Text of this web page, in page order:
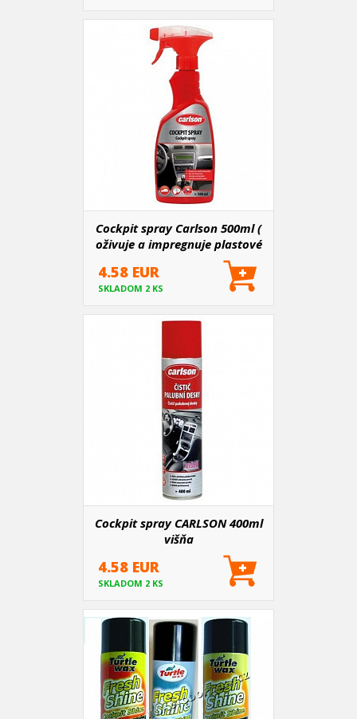
Cockpit spray Carlson 500ml (
oživuje a impregnuje plastové
4.58 EUR
SKLADOM 2 KS
Cockpit spray CARLSON 400ml
višňa
4.58 EUR
SKLADOM 2 KS